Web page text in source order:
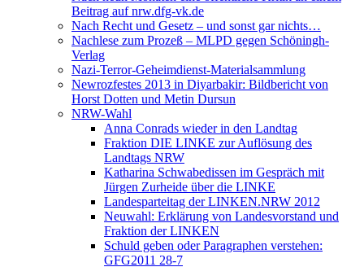
Beitrag auf nrw.dfg-vk.de
Nach Recht und Gesetz – und sonst gar nichts…
Nachlese zum Prozeß – MLPD gegen Schöningh-
Verlag
Nazi-Terror-Geheimdienst-Materialsammlung
Newrozfestes 2013 in Diyarbakir: Bildbericht von
Horst Dotten und Metin Dursun
NRW-Wahl
Anna Conrads wieder in den Landtag
Fraktion DIE LINKE zur Auflösung des
Landtags NRW
Katharina Schwabedissen im Gespräch mit
Jürgen Zurheide über die LINKE
Landesparteitag der LINKEN.NRW 2012
Neuwahl: Erklärung von Landesvorstand und
Fraktion der LINKEN
Schuld geben oder Paragraphen verstehen:
GFG2011 28-7